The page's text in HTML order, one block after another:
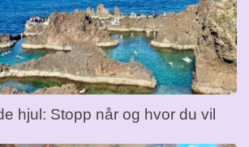
hjul: Stopp når og hvor du vil